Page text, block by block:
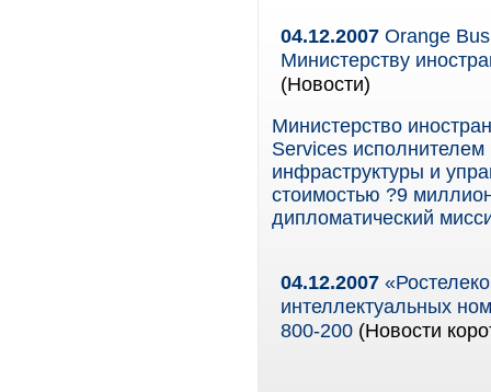
04.12.2007 Orange
Министерству
(Новости)
Министерство
Services
инфраструктуры и
стоимостью ?9
дипломатический
04.12.2007
интеллектуальных
800-200 (Новости